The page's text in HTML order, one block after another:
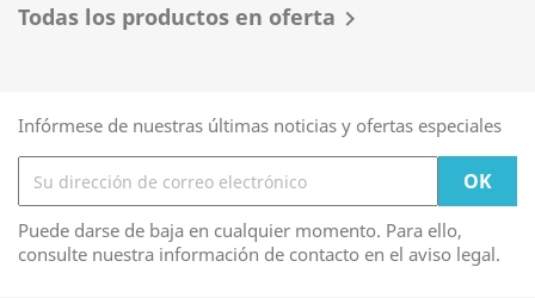
Todas los productos en oferta 
Infórmese de nuestras últimas noticias y ofertas especiales
Puede darse de baja en cualquier momento. Para ello,
consulte nuestra información de contacto en el aviso legal.